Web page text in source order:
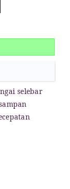
selebar